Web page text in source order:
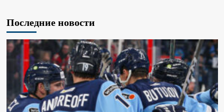
Последние новости